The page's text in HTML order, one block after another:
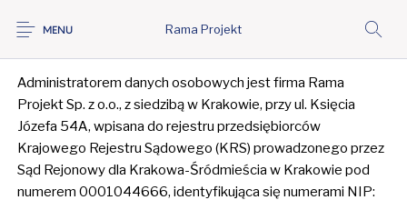
MENU Rama Projekt
Polityka prywatności
Administratorem danych osobowych jest firma Rama
Projekt Sp. z o.o., z siedzibą w Krakowie, przy ul. Księcia
Józefa 54A, wpisana do rejestru przedsiębiorców
Krajowego Rejestru Sądowego (KRS) prowadzonego przez
Sąd Rejonowy dla Krakowa-Śródmieścia w Krakowie pod
numerem 0001044666, identyfikująca się numerami NIP: